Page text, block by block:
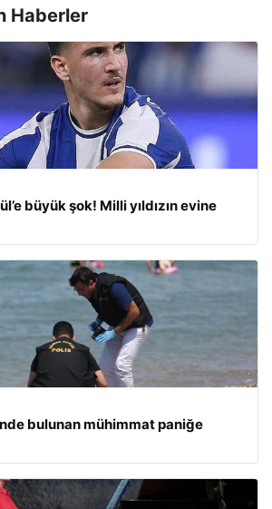
Haberler
büyük şok! Milli yıldızın evine
bulunan mühimmat paniğe